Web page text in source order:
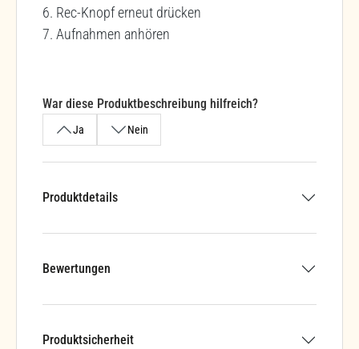
6. Rec-Knopf erneut drücken
7. Aufnahmen anhören
War diese Produktbeschreibung hilfreich?
Ja Nein
Produktdetails
Bewertungen
Produktsicherheit